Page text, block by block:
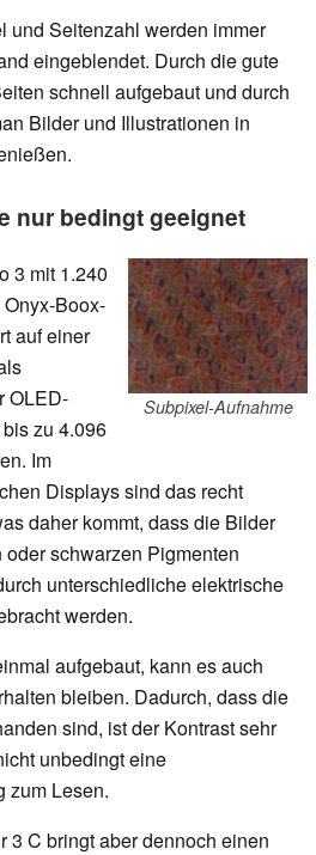
und Seitenzahl werden immer
eingeblendet. Durch die gute
schnell aufgebaut und durch
Bilder und Illustrationen in
nur bedingt geeignet
Subpixel-Aufnahme
3 mit 1.240
Boox-
auf einer
OLED-
zu 4.096
Im
Displays sind das recht
daher kommt, dass die Bilder
schwarzen Pigmenten
unterschiedliche elektrische
werden.
aufgebaut, kann es auch
bleiben. Dadurch, dass die
sind, ist der Kontrast sehr
unbedingt eine
zum Lesen.
3 C bringt aber dennoch einen